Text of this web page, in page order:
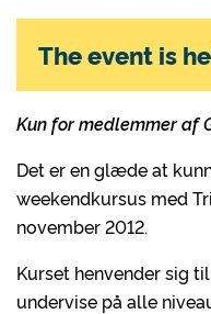
Kun for medlemmer af
Det er en glæde at
weekendkursus med
november 2012.
Kurset henvender sig
undervise på alle
The event is